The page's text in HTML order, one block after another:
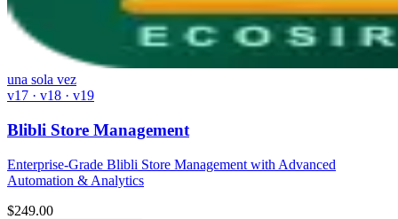
una sola vez
v17 · v18 · v19
Blibli Store Management
Enterprise-Grade Blibli Store Management with Advanced
Automation & Analytics
$249.00